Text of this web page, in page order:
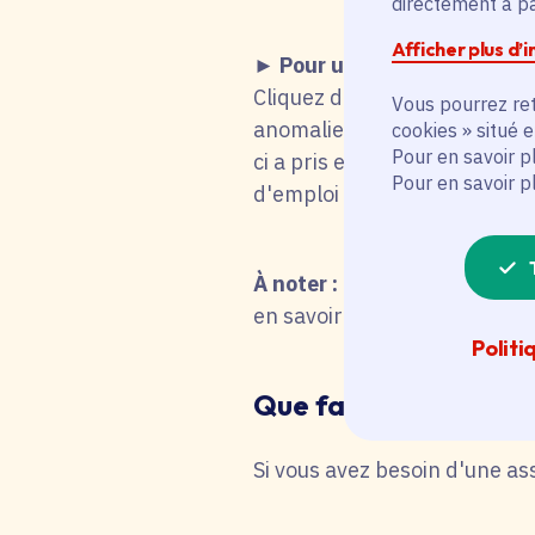
Afficher plus
Vous pourrez
cookies » situé
Pour en savoir
Pour en savoir
► Pour une candidature
Cliquez dans le tableau ci-
anomalie technique fait que
ci a pris en compte votre
d'emploi titulaire de la
À noter :
pour une
en savoir plus en
Que faire en cas de
Si vous avez besoin d'une